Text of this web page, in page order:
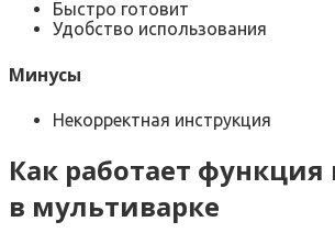
Быстро готовит
Удобство использования
Минусы
Некорректная инструкция
Как работает функция
в мультиварке